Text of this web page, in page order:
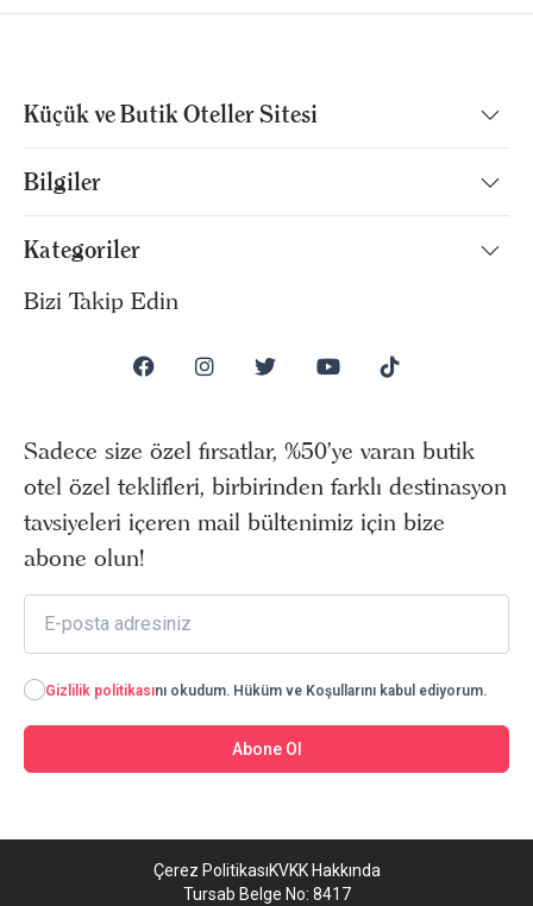
Küçük ve Butik Oteller Sitesi
Bilgiler
Kategoriler
Bizi Takip Edin
Sadece size özel fırsatlar, %50’ye varan butik
otel özel teklifleri, birbirinden farklı destinasyon
tavsiyeleri içeren mail bültenimiz için bize
abone olun!
Gizlilik politikasını okudum. Hüküm ve Koşullarını kabul ediyorum.
Abone Ol
Tursab Belge No: 8417
Çerez PolitikasıKVKK Hakkında